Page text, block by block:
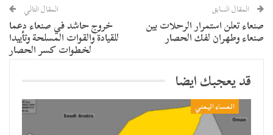
المقال السابق
​صنعاء تعلن استمرار الرحلات بين
صنعاء وطهران لفك الحصار
المقال التالي
خروج حاشد في صنعاء دعما
للقيادة والقوات المسلحة وتأييدا
لخطوات كسر الحصار
قد يعجبك ايضا
المساء اليمني